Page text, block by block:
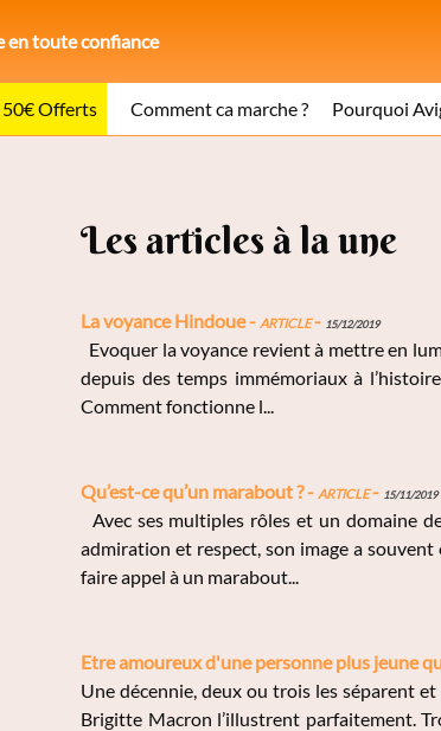
en toute confiance
50€ Offerts Comment ca marche ? Pourquoi
Les articles à la une
La voyance Hindoue -Article- 15/12/2019
Evoquer la voyance revient à mettre en
depuis des temps immémoriaux à
Comment fonctionne l...
Qu’est-ce qu’un marabout ? -Article- 15/11/2019
Avec ses multiples rôles et un domaine
admiration et respect, son image a
faire appel à un marabout...
Etre amoureux d'une personne plus jeune
Une décennie, deux ou trois les séparent
Brigitte Macron l’illustrent parfaitement.